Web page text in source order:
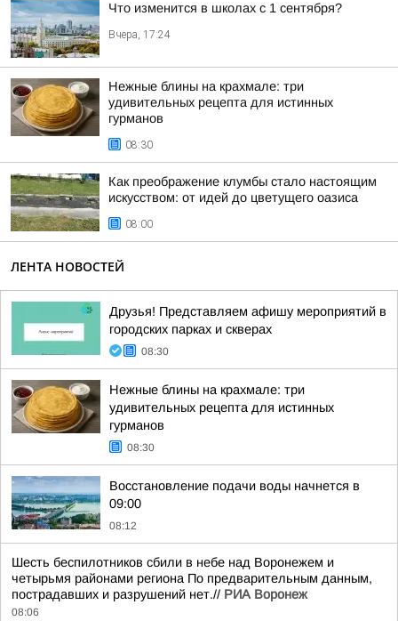
Что изменится в школах с 1 сентября?
Вчера, 17:24
Нежные блины на крахмале: три
удивительных рецепта для истинных
гурманов
08:30
Как преображение клумбы стало настоящим
искусством: от идей до цветущего оазиса
08:00
ЛЕНТА НОВОСТЕЙ
Друзья! Представляем афишу мероприятий в
городских парках и скверах
08:30
Нежные блины на крахмале: три
удивительных рецепта для истинных
гурманов
08:30
Восстановление подачи воды начнется в
09:00
08:12
Шесть беспилотников сбили в небе над Воронежем и
четырьмя районами региона По предварительным данным,
пострадавших и разрушений нет.// РИА Воронеж
08:06